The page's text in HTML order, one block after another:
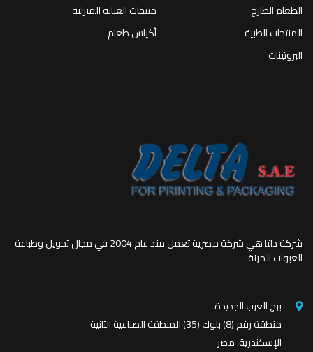
الطعام الطازج
منتجات العناية المنزلية
المنتجات الطبية
أكياس طعام
البروتينات
شركة دلتا هي شركة مصرية تعمل منذ عام 2004 في مجال تحويل وطباعة
العبوات المرنة
برج العرب الجديدة
منطقة رقم (8) بلوك (35) المنطقة الصناعية الثانية
الإسكندرية، مصر